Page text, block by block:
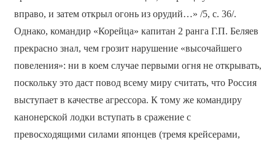
вправо, и затем открыл огонь из орудий…» /5, с. 36/.
Однако, командир «Корейца» капитан 2 ранга Г.П. Беляев
прекрасно знал, чем грозит нарушение «высочайшего
повеления»: ни в коем случае первыми огня не открывать,
поскольку это даст повод всему миру считать, что Россия
выступает в качестве агрессора. К тому же командиру
канонерской лодки вступать в сражение с
превосходящими силами японцев (тремя крейсерами,